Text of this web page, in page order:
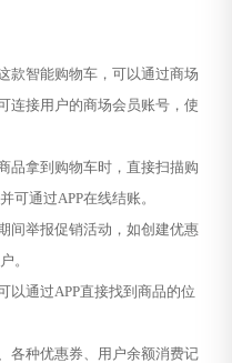
款智能购物车，可以通过商场
连接用户的商场会员账号，使
品拿到购物车时，直接扫描购
可通过APP在线结账。
间举报促销活动，如创建优惠
。
以通过APP直接找到商品的位
各种优惠券、用户余额消费记